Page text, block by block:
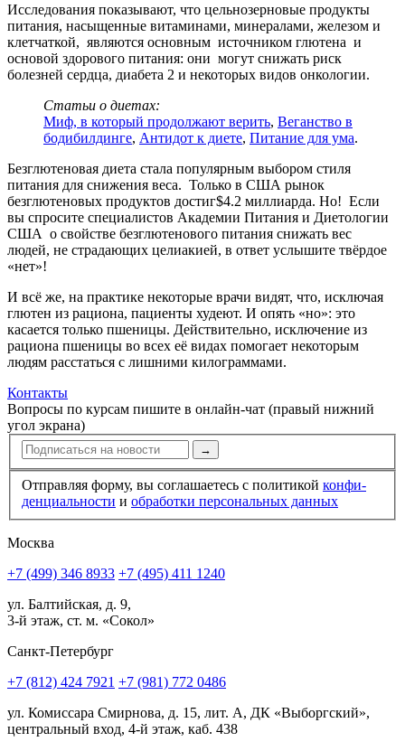
Исследования показывают, что цельнозерновые продукты
питания, насыщенные витаминами, минералами, железом и
клетчаткой, являются основным источником глютена и
основой здорового питания: они могут снижать риск
болезней сердца, диабета 2 и некоторых видов онкологии.
Статьи о диетах:
Миф, в который продолжают верить, Веганство в
бодибилдинге, Антидот к диете, Питание для ума.
Безглютеновая диета стала популярным выбором стиля
питания для снижения веса. Только в США рынок
безглютеновых продуктов достиг$4.2 миллиарда. Но! Если
вы спросите специалистов Академии Питания и Диетологии
США о свойстве безглютенового питания снижать вес
людей, не страдающих целиакией, в ответ услышите твёрдое
«нет»!
И всё же, на практике некоторые врачи видят, что, исключая
глютен из рациона, пациенты худеют. И опять «но»: это
касается только пшеницы. Действительно, исключение из
рациона пшеницы во всех её видах помогает некоторым
людям расстаться с лишними килограммами.
Контакты
Вопросы по курсам пишите в онлайн-чат (правый нижний
угол экрана)
→
Отправляя форму, вы соглашаетесь с политикой конфи­
ден­циальности и обработки персональных данных
Москва
+7 (499) 346 8933 +7 (495) 411 1240
ул. Балтийская, д. 9,
3-й этаж, ст. м. «Сокол»
Санкт-Петербург
+7 (812) 424 7921 +7 (981) 772 0486
ул. Комиссара Смирнова, д. 15, лит. А, ДК «Выборгский»,
центральный вход, 4-й этаж, каб. 438